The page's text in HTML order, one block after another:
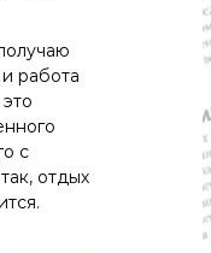
работа
с
отдых